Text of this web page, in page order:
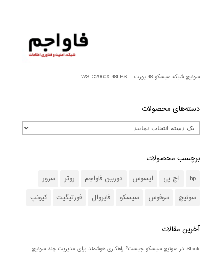
سوئیچ شبکه سیسکو 48 پورت WS-C2960X-48LPS-L
دسته‌های محصولات
برچسب محصولات
hp اچ پی ایسوس دوربین فاواجم روتر
سرور
سوئیچ
سوفوس سیسکو فایروال فورتیگیت کیونپ
آخرین مقالات
Stack در سوئیچ سیسکو چیست؟ راهکاری هوشمند برای مدیریت چند سوئیچ